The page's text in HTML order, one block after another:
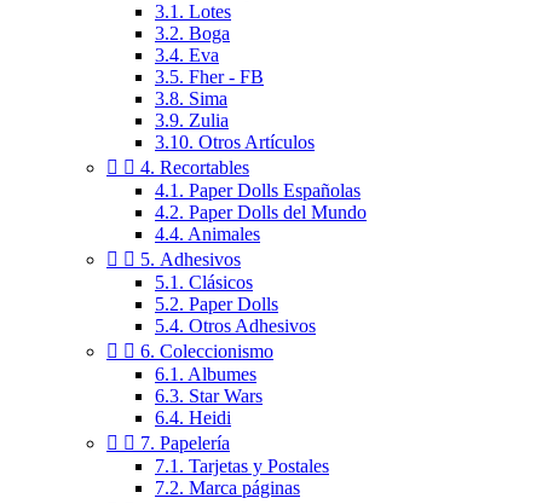
3.1. Lotes
3.2. Boga
3.4. Eva
3.5. Fher - FB
3.8. Sima
3.9. Zulia
3.10. Otros Artículos
  4. Recortables
4.1. Paper Dolls Españolas
4.2. Paper Dolls del Mundo
4.4. Animales
  5. Adhesivos
5.1. Clásicos
5.2. Paper Dolls
5.4. Otros Adhesivos
  6. Coleccionismo
6.1. Albumes
6.3. Star Wars
6.4. Heidi
  7. Papelería
7.1. Tarjetas y Postales
7.2. Marca páginas